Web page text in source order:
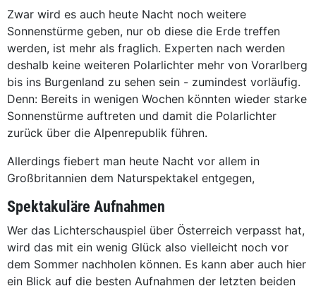
Zwar wird es auch heute Nacht noch weitere
Sonnenstürme geben, nur ob diese die Erde treffen
werden, ist mehr als fraglich. Experten nach werden
deshalb keine weiteren Polarlichter mehr von Vorarlberg
bis ins Burgenland zu sehen sein - zumindest vorläufig.
Denn: Bereits in wenigen Wochen könnten wieder starke
Sonnenstürme auftreten und damit die Polarlichter
zurück über die Alpenrepublik führen.
Allerdings fiebert man heute Nacht vor allem in
Großbritannien dem Naturspektakel entgegen,
Spektakuläre Aufnahmen
Wer das Lichterschauspiel über Österreich verpasst hat,
wird das mit ein wenig Glück also vielleicht noch vor
dem Sommer nachholen können. Es kann aber auch hier
ein Blick auf die besten Aufnahmen der letzten beiden